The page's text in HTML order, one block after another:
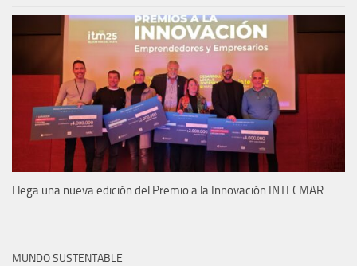
Llega una nueva edición del Premio a la Innovación INTECMAR
MUNDO SUSTENTABLE